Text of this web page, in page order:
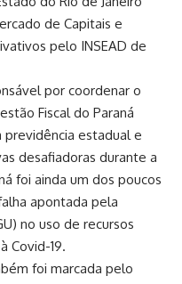
de Capitais e
pelo INSEAD de
por coordenar o
Fiscal do Paraná
estadual e
desafiadoras durante a
foi ainda um dos poucos
apontada pela
no uso de recursos
Covid-19.
foi marcada pelo